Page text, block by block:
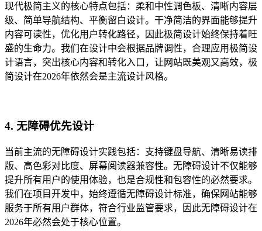
现代极简主义的核心特点包括：柔和中性调色板、清晰内容层
级、简单导航结构、平衡留白设计。干净简洁的界面能够提升
内容可读性，优化用户转化路径，因此极简设计始终保持着旺
盛的生命力。我们在设计中会根据品牌调性，合理应用极简设
计语言，突出核心内容和转化入口，让网站既美观又高效，极
简设计在2026年依然会是主流设计风格。
4. 无障碍优先设计
当前主流的无障碍设计实践包括：支持键盘导航、清晰易读排
版、高色彩对比度、屏幕阅读器兼容性。无障碍设计不仅能够
提升所有用户的使用体验，也是合规性和包容性的必然要求。
我们在项目开发中，始终遵循无障碍设计标准，确保网站能够
服务于所有用户群体，符合行业监管要求，因此无障碍设计在
2026年必然会处于核心位置。